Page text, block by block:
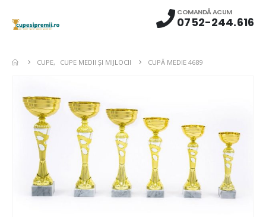
COMANDĂ ACUM
0752-244.616
CUPE, CUPE MEDII ŞI MIJLOCII CUPĂ MEDIE 4689